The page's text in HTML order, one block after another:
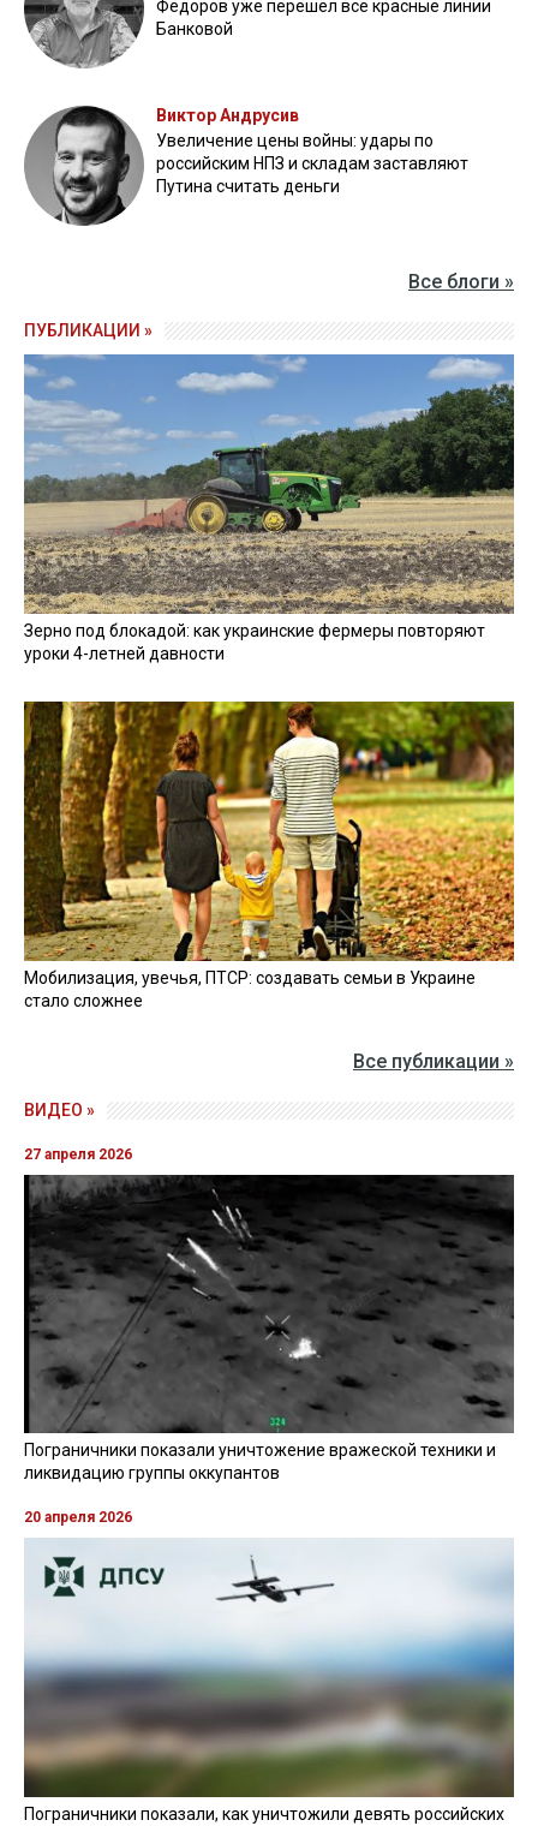
Федоров уже перешел все красные линии
Банковой
Виктор Андрусив
Увеличение цены войны: удары по
российским НПЗ и складам заставляют
Путина считать деньги
Все блоги »
ПУБЛИКАЦИИ »
Зерно под блокадой: как украинские фермеры повторяют
уроки 4-летней давности
Мобилизация, увечья, ПТСР: создавать семьи в Украине
стало сложнее
Все публикации »
ВИДЕО »
27 апреля 2026
Пограничники показали уничтожение вражеской техники и
ликвидацию группы оккупантов
20 апреля 2026
Пограничники показали, как уничтожили девять российских